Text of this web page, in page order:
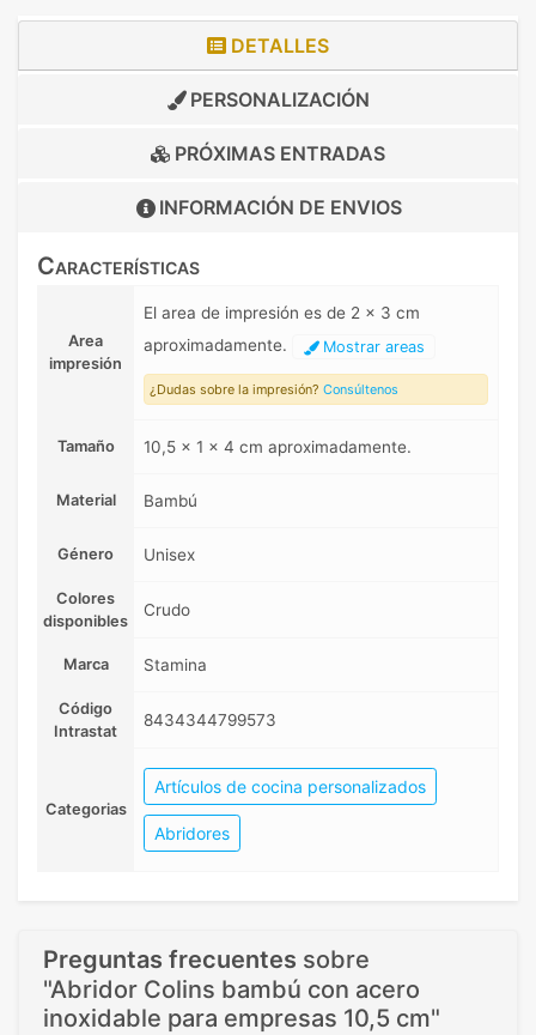
DETALLES
PERSONALIZACIÓN
PRÓXIMAS ENTRADAS
INFORMACIÓN DE ENVIOS
Características
Area
impresión
El area de impresión es de 2 x 3 cm
aproximadamente.
Mostrar areas
¿Dudas sobre la impresión? Consúltenos
Tamaño 10,5 x 1 x 4 cm aproximadamente.
Material Bambú
Género Unisex
Colores
disponibles
Crudo
Marca Stamina
Código
Intrastat
8434344799573
Categorias
Artículos de cocina personalizados
Abridores
Preguntas frecuentes sobre
"Abridor Colins bambú con acero
inoxidable para empresas 10,5 cm"